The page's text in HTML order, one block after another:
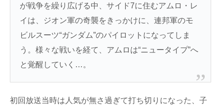
が戦争を繰り広げる中、サイド7に住むアムロ・レ
イは、ジオン軍の奇襲をきっかけに、連邦軍のモ
ビルスーツ“ガンダム”のパイロットになってしま
う。様々な戦いを経て、アムロは“ニュータイプ”へ
と覚醒していく…。
初回放送当時は人気が無さ過ぎて打ち切りになった、子